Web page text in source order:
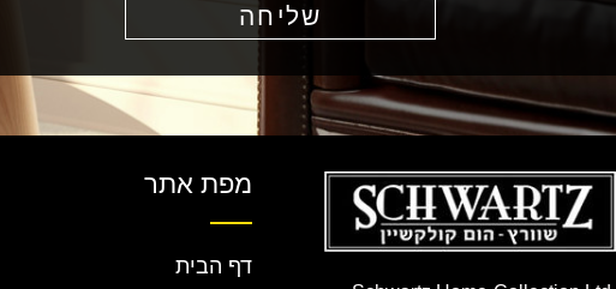
שליחה
מפת אתר
דף הבית